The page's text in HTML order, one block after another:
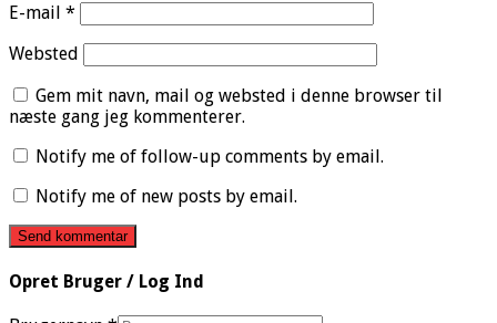
E-mail *
Websted
Gem mit navn, mail og websted i denne browser til
næste gang jeg kommenterer.
Notify me of follow-up comments by email.
Notify me of new posts by email.
Opret Bruger / Log Ind